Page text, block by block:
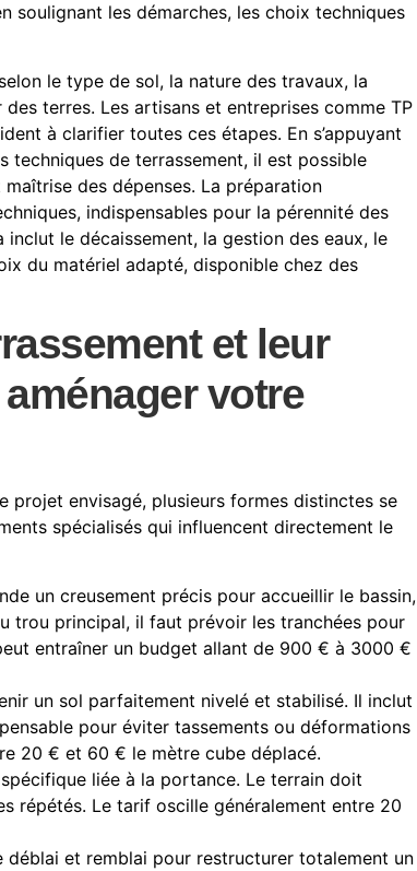
soulignant les démarches, les choix techniques
le type de sol, la nature des travaux, la
terres. Les artisans et entreprises comme TP
à clarifier toutes ces étapes. En s’appuyant
techniques de terrassement, il est possible
des dépenses. La préparation
indispensables pour la pérennité des
le décaissement, la gestion des eaux, le
du matériel adapté, disponible chez des
et leur
votre
projet envisagé, plusieurs formes distinctes se
spécialisés qui influencent directement le
un creusement précis pour accueillir le bassin,
trou principal, il faut prévoir les tranchées pour
entraîner un budget allant de 900 € à 3000 €
un sol parfaitement nivelé et stabilisé. Il inclut
pour éviter tassements ou déformations
20 € et 60 € le mètre cube déplacé.
liée à la portance. Le terrain doit
répétés. Le tarif oscille généralement entre 20
déblai et remblai pour restructurer totalement un